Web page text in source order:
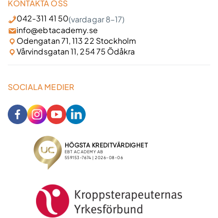
KONTAKTA OSS
042-311 41 50(vardagar 8–17)
info@ebtacademy.se
Odengatan 71, 113 22 Stockholm
Vårvindsgatan 11, 254 75 Ödåkra
SOCIALA MEDIER